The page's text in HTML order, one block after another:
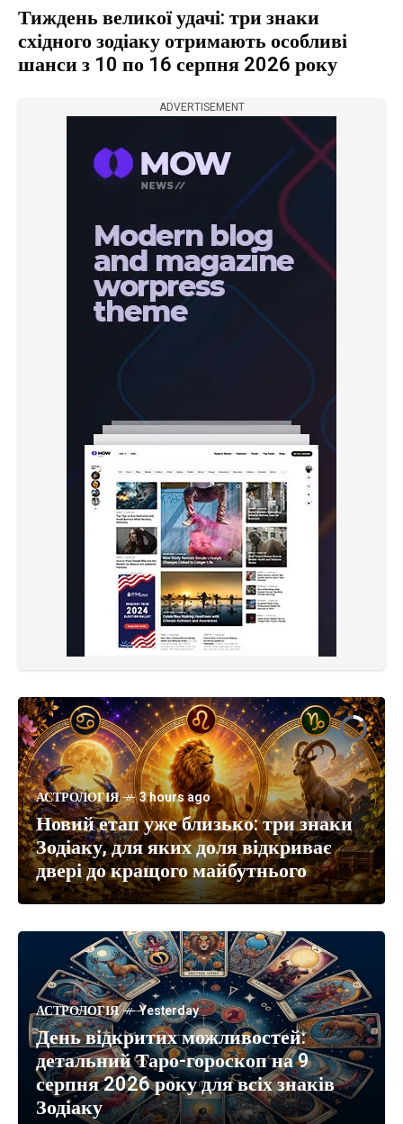
Тиждень великої удачі: три знаки
східного зодіаку отримають особливі
шанси з 10 по 16 серпня 2026 року
ADVERTISEMENT
АСТРОЛОГІЯ 1 hour ago
Біла смуга вже почалася: Таро
називає три знаки Зодіаку, яким
тиждень подарує удачу, гроші та
нові шанси
АСТРОЛОГІЯ 3 hours ago
Новий етап уже близько: три знаки
Зодіаку, для яких доля відкриває
двері до кращого майбутнього
АСТРОЛОГІЯ 22 hours ago
Китайський фінансовий гороскоп
на 9 серпня 2026 року: кому східний
календар відкриє грошові
можливості
АСТРОЛОГІЯ Yesterday
День відкритих можливостей:
детальний Таро-гороскоп на 9
серпня 2026 року для всіх знаків
Зодіаку